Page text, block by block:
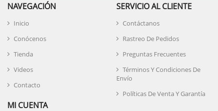
NAVEGACIÓN
Inicio
Conócenos
Tienda
Videos
Contacto
SERVICIO AL CLIENTE
Contáctanos
Rastreo De Pedidos
Preguntas Frecuentes
Términos Y Condiciones De
Envío
Políticas De Venta Y Garantía
MI CUENTA